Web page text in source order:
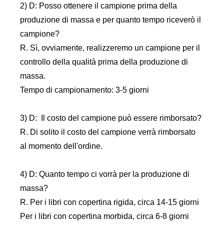
2) D: Posso ottenere il campione prima della
produzione di massa e per quanto tempo riceverò il
campione?
R. Sì, ovviamente, realizzeremo un campione per il
controllo della qualità prima della produzione di
massa.
Tempo di campionamento: 3-5 giorni
3) D: Il costo del campione può essere rimborsato?
R. Di solito il costo del campione verrà rimborsato
al momento dell'ordine.
4) D: Quanto tempo ci vorrà per la produzione di
massa?
R. Per i libri con copertina rigida, circa 14-15 giorni
Per i libri con copertina morbida, circa 6-8 giorni